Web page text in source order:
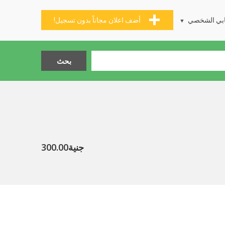
أضف اعلان مجاناً بدون تسجيل! الشخصي
جنية300.00